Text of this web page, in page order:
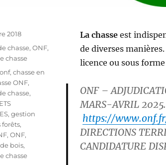
La chasseest
de diverses manières.
licence ou sous
ONF –
MARS-AVRIL
https://
DIRECTIONS
CANDIDATURE
2018
chasse,ONF,
chasse
,chasse en
ONF,
chasse,
,gestion
forêts,
,ONF,
bois,
chasse